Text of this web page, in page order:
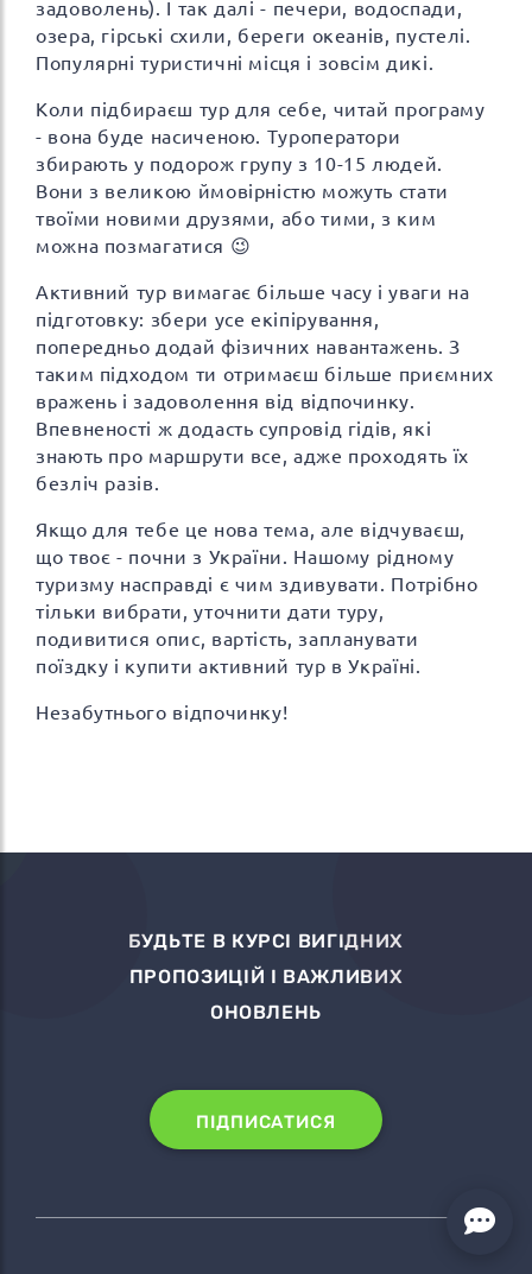
задоволень). І так далі - печери, водоспади,
озера, гірські схили, береги океанів, пустелі.
Популярні туристичні місця і зовсім дикі.
Коли підбираєш тур для себе, читай програму
- вона буде насиченою. Туроператори
збирають у подорож групу з 10-15 людей.
Вони з великою ймовірністю можуть стати
твоїми новими друзями, або тими, з ким
можна позмагатися 😉
Активний тур вимагає більше часу і уваги на
підготовку: збери усе екіпірування,
попередньо додай фізичних навантажень. З
таким підходом ти отримаєш більше приємних
вражень і задоволення від відпочинку.
Впевненості ж додасть супровід гідів, які
знають про маршрути все, адже проходять їх
безліч разів.
Якщо для тебе це нова тема, але відчуваєш,
що твоє - почни з України. Нашому рідному
туризму насправді є чим здивувати. Потрібно
тільки вибрати, уточнити дати туру,
подивитися опис, вартість, запланувати
поїздку і купити активний тур в Україні.
Незабутнього відпочинку!
БУДЬТЕ В КУРСІ ВИГІДНИХ
ПРОПОЗИЦІЙ І ВАЖЛИВИХ
ОНОВЛЕНЬ
ПІДПИСАТИСЯ